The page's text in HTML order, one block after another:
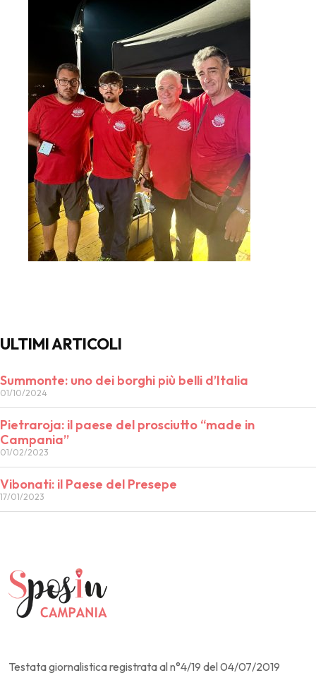
ULTIMI ARTICOLI
Summonte: uno dei borghi più belli d’Italia
01/10/2024
Pietraroja: il paese del prosciutto “made in
Campania”
01/02/2023
Vibonati: il Paese del Presepe
17/01/2023
Testata giornalistica registrata al n°4/19 del 04/07/2019